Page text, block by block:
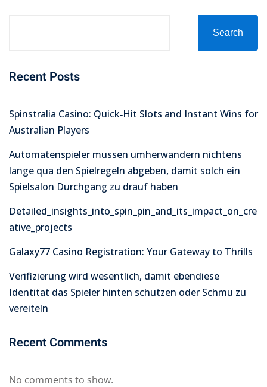
Search
Recent Posts
Spinstralia Casino: Quick‑Hit Slots and Instant Wins for
Australian Players
Automatenspieler mussen umherwandern nichtens
lange qua den Spielregeln abgeben, damit solch ein
Spielsalon Durchgang zu drauf haben
Detailed_insights_into_spin_pin_and_its_impact_on_cre
ative_projects
Galaxy77 Casino Registration: Your Gateway to Thrills
Verifizierung wird wesentlich, damit ebendiese
Identitat das Spieler hinten schutzen oder Schmu zu
vereiteln
Recent Comments
No comments to show.